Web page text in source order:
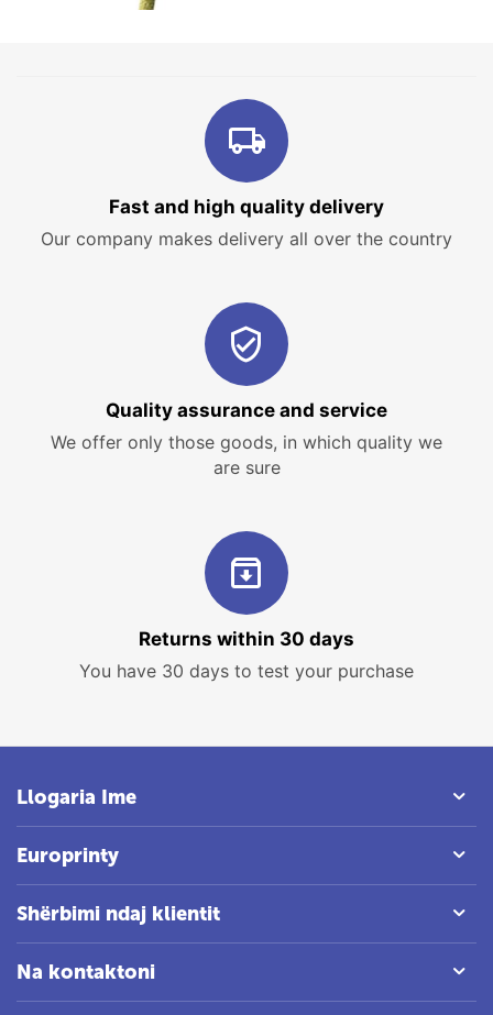
Fast and high quality delivery
Our company makes delivery all over the country
Quality assurance and service
We offer only those goods, in which quality we
are sure
Returns within 30 days
You have 30 days to test your purchase
Llogaria Ime
Europrinty
Shërbimi ndaj klientit
Na kontaktoni